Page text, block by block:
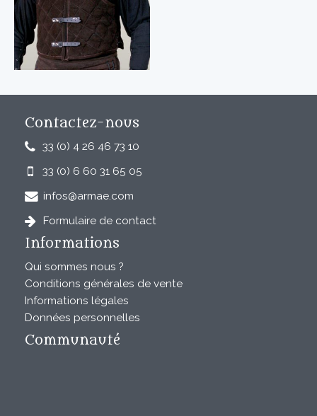
Contactez-nous
33 (0) 4 26 46 73 10
33 (0) 6 60 31 65 05
infos@armae.com
Formulaire de contact
Informations
Qui sommes nous ?
Conditions générales de vente
Informations légales
Données personnelles
Communauté